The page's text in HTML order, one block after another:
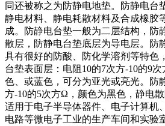
同还被称之为防静电地垫。防静电台
静电材料、静电耗散材料及合成橡胶
成。防静电台垫一般为二层结构，防
散层，防静电台垫底层为导电层。防
具有很好的防酸、防化学溶剂等特色
台垫表面层：电阻10的7次方-10的9
色、或蓝色，可分为亚光或亮光。防
方-10的5次方Ω，颜色为黑色，静电散
适用于电子半导体器件、电子计算机
电路等微电子工业的生产车间和实验